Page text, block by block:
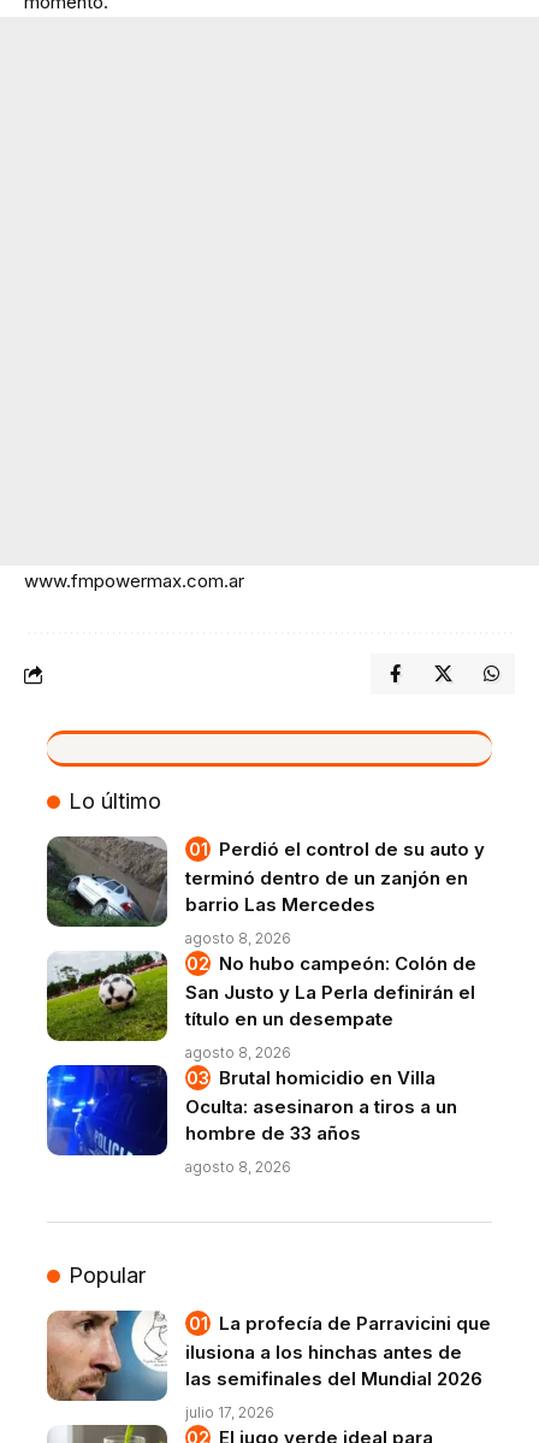
www.fmpowermax.com.ar
VIVO
Lo último
Perdió el control de su auto y
terminó dentro de un zanjón en
barrio Las Mercedes
agosto 8, 2026
No hubo campeón: Colón de
San Justo y La Perla definirán el
título en un desempate
agosto 8, 2026
Brutal homicidio en Villa
Oculta: asesinaron a tiros a un
hombre de 33 años
agosto 8, 2026
Popular
La profecía de Parravicini que
ilusiona a los hinchas antes de
las semifinales del Mundial 2026
julio 17, 2026
El jugo verde ideal para